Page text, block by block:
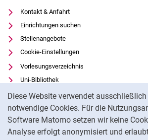
Diese Website verwendet
notwendige Cookies. Für die
Software Matomo setzen wir keine
Analyse erfolgt anonymisiert und
Kontakt & Anfahrt
Einrichtungen suchen
Stellenangebote
Cookie-Einstellungen
Vorlesungsverzeichnis
Uni-Bibliothek
Moodle
Panopto
Datenschutz
Barrierefreiheit